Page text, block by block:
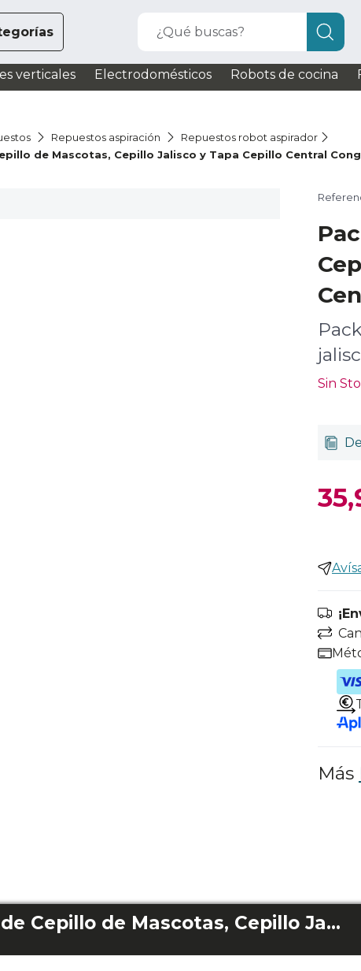
¿Qué buscas?
verticales Electrodomésticos Robots de cocina
Repuestos aspiración
Repuestos robot aspirador
de Mascotas, Cepillo Jalisco y Tapa Cepillo Central
Sin
Más
Pack de Cepillo de Mascotas, Cepillo Jalisco y Tapa Cepillo Central Conga 990/1090/1790